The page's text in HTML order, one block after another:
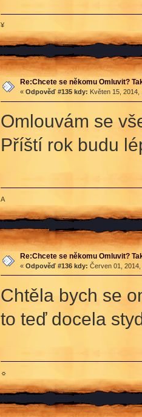
¥
Re:Chcete se někomu Omluvit?
« Odpověď #135 kdy: Květen 15, 2014,
Omlouvám se
Příští rok budu
A
Re:Chcete se někomu Omluvit?
« Odpověď #136 kdy: Červen 01,
Chtěla bych se
to teď docela
☼